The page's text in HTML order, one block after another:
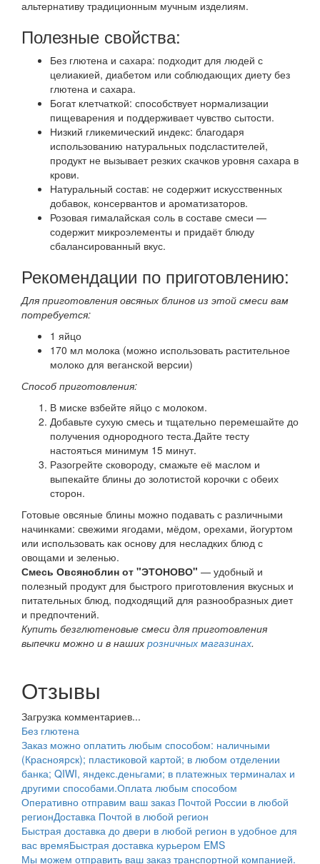
альтернативу традиционным мучным изделиям.
Полезные свойства:
Без глютена и сахара: подходит для людей с
целиакией, диабетом или соблюдающих диету без
глютена и сахара.​
Богат клетчаткой: способствует нормализации
пищеварения и поддерживает чувство сытости.​
Низкий гликемический индекс: благодаря
использованию натуральных подсластителей,
продукт не вызывает резких скачков уровня сахара в
крови.​
Натуральный состав: не содержит искусственных
добавок, консервантов и ароматизаторов.​
Розовая гималайская соль в составе смеси —
содержит микроэлементы и придаёт блюду
сбалансированный вкус.
Рекомендации по приготовлению:
Для приготовления овсяных блинов из этой смеси вам
потребуется:​
1 яйцо​
170 мл молока (​можно использовать растительное
молоко для веганской версии)​
Способ приготовления:
В миске взбейте яйцо с молоком.​
Добавьте сухую смесь и тщательно перемешайте до
получения однородного теста.​Дайте тесту
настояться минимум 15 минут.​
Разогрейте сковороду, смажьте её маслом и
выпекайте блины до золотистой корочки с обеих
сторон.
Готовые овсяные блины можно подавать с различными
начинками: свежими ягодами, мёдом, орехами, йогуртом
или использовать как основу для несладких блюд с
овощами и зеленью.
Смесь Овсяноблин от "ЭТОНОВО" — удобный и
полезный продукт для быстрого приготовления вкусных и
питательных блюд, подходящий для разнообразных диет
и предпочтений.
Купить безглютеновые смеси для приготовления
выпечки можно и в наших розничных магазинах.
Отзывы
Загрузка комментариев...
Без глютена
Заказ можно оплатить любым способом: наличными
(Красноярск); пластиковой картой; в любом отделении
банка; QIWI, яндекс.деньгами; в платежных терминалах и
другими способами.Оплата любым способом
Оперативно отправим ваш заказ Почтой России в любой
регионДоставка Почтой в любой регион
Быстрая доставка до двери в любой регион в удобное для
вас времяБыстрая доставка курьером EMS
Мы можем отправить ваш заказ транспортной компанией.